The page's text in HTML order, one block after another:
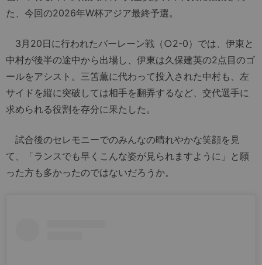
た、今回の2026年W杯アジア最終予選。
3月20日に行われたバーレーン戦（○2-0）では、伊東と
中村が後半の途中から出場し、伊東は久保建英の2点目のゴ
ールをアシスト。三笘薫に代わって投入された中村も、左
サイドを縦に突破しては相手を翻弄するなど、交代選手に
求められる役割を存分に果たした。
試合後のセレモニーでのみんなの晴れやかな笑顔を見
て、「ランスでも早くこんな姿が見られますように」と願
った方も多かったのではないだろうか。